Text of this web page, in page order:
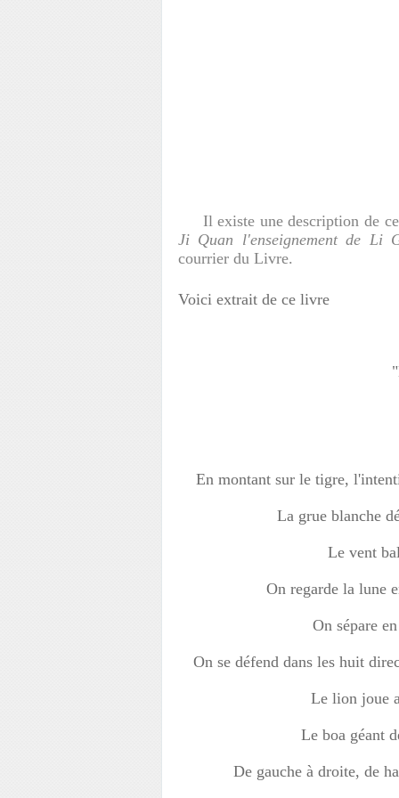
Il existe une description de
Ji Quan l'enseignement de Li
courrier du Livre.
Voici extrait de ce livre
En montant sur le tigre,
La grue blanche
Le vent
On regarde la lune
On sépare
On se défend dans les huit
Le lion joue
Le boa géant
De gauche à droite, de